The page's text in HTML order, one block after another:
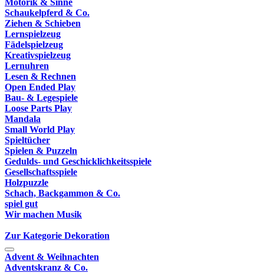
Motorik & Sinne
Schaukelpferd & Co.
Ziehen & Schieben
Lernspielzeug
Fädelspielzeug
Kreativspielzeug
Lernuhren
Lesen & Rechnen
Open Ended Play
Bau- & Legespiele
Loose Parts Play
Mandala
Small World Play
Spieltücher
Spielen & Puzzeln
Gedulds- und Geschicklichkeitsspiele
Gesellschaftsspiele
Holzpuzzle
Schach, Backgammon & Co.
spiel gut
Wir machen Musik
Zur Kategorie Dekoration
Advent & Weihnachten
Adventskranz & Co.